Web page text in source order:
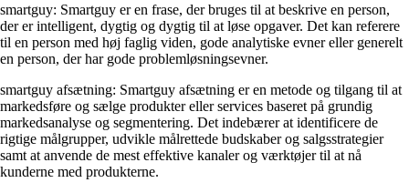
smartguy: Smartguy er en frase, der bruges til at beskrive en person,
der er intelligent, dygtig og dygtig til at løse opgaver. Det kan referere
til en person med høj faglig viden, gode analytiske evner eller generelt
en person, der har gode problemløsningsevner.
smartguy afsætning: Smartguy afsætning er en metode og tilgang til at
markedsføre og sælge produkter eller services baseret på grundig
markedsanalyse og segmentering. Det indebærer at identificere de
rigtige målgrupper, udvikle målrettede budskaber og salgsstrategier
samt at anvende de mest effektive kanaler og værktøjer til at nå
kunderne med produkterne.